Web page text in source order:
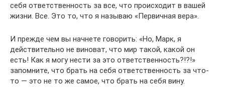
себя ответственность за все, что происходит в вашей
жизни. Все. Это то, что я называю «Первичная вера».
И прежде чем вы начнете говорить: «Но, Марк, я
действительно не виноват, что мир такой, какой он
есть! Как я могу нести за это ответственность?!?!»
запомните, что брать на себя ответственность за что-
то — это не то же самое, что брать на себя вину.